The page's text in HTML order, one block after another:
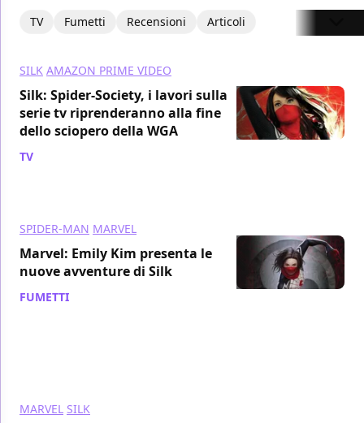
TV Fumetti Recensioni Articoli
SILK AMAZON PRIME VIDEO
Silk: Spider-Society, i lavori sulla
serie tv riprenderanno alla fine
dello sciopero della WGA
TV
SPIDER-MAN MARVEL
Marvel: Emily Kim presenta le
nuove avventure di Silk
FUMETTI
MARVEL SILK